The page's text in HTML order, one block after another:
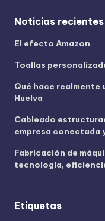
Noticias recientes
El efecto Amazon
Toallas
Qué hace realmente
Huelva
Cableado
empresa conectada
Fabricación de
tecnología,
Etiquetas